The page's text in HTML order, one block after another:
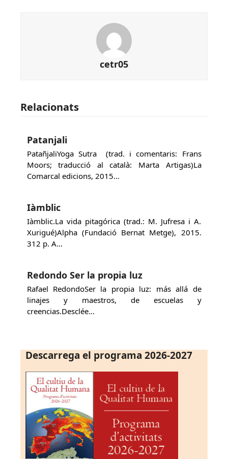
cetr05
Relacionats
Patanjali
PatañjaliYoga Sutra (trad. i comentaris: Frans
Moors; traducció al català: Marta Artigas)La
Comarcal edicions, 2015…
Iàmblic
Iàmblic.La vida pitagórica (trad.: M. Jufresa i A.
Xurigué)Alpha (Fundació Bernat Metge), 2015.
312 p. A…
Redondo Ser la propia luz
Rafael RedondoSer la propia luz: más allá de
linajes y maestros, de escuelas y
creencias.Desclée…
Descarrega el programa 2026-2027